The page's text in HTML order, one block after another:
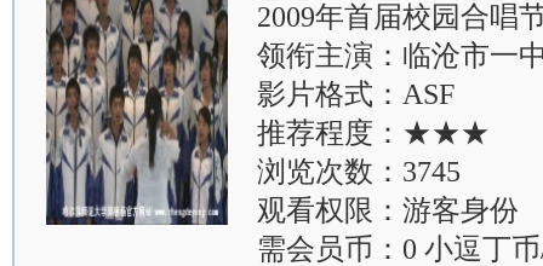
2009年首届校园合唱
领衔主演：临沧市一
影片格式：ASF
推荐程度：★★★
浏览次数：3745
观看权限：游客身份
需会员币：0 小逗丁